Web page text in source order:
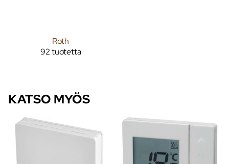
Roth
92 tuotetta
KATSO MYÖS